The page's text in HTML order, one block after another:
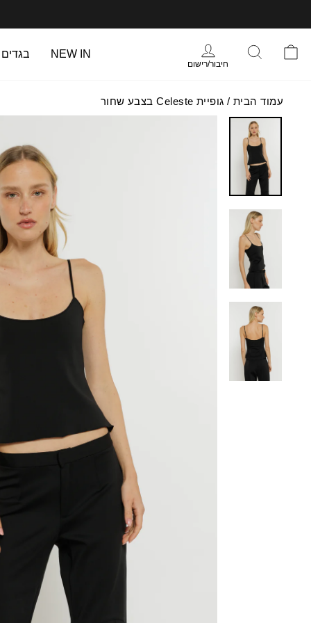
לתוכן
העמוד
NEW IN בגדים
סל הקניות
חיבור/רישום
עמוד הבית / גופיית Celeste בצבע שחור